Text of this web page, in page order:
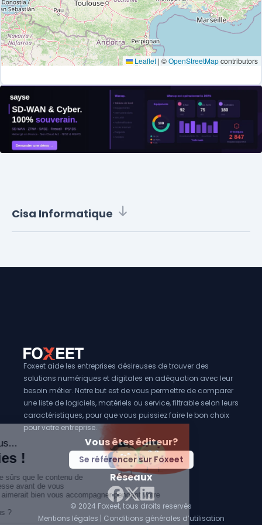
Leaflet | ©OpenStreetMapcontributors
Cisa Informatique
Foxeet aide les entreprises désireuses de trouver des
solutions numériques et digitales en adéquation avec leur
besoin métier. Notre but est de vous permettre de comparer
une liste de logiciels, matériels ou service, filtrable selon leurs
caractéristiques, pour que vous puissiez faire le bon choix
pour votre entreprise.
Vous êtes éditeur?
Se référencer sur Foxeet
Réseaux
Facebook
Twitter X
LinkedIn
© 2024 Foxeet, tous droits reservés
Mentions légales | Conditions générales d’utilisation